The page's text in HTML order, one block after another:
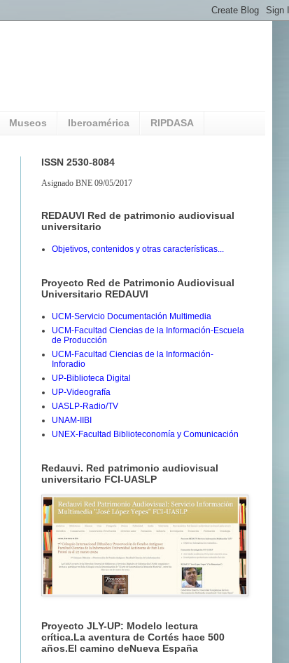
Museos Iberoamérica RIPDASA
ISSN 2530-8084
Asignado BNE 09/05/2017
REDAUVI Red de patrimonio audiovisual
universitario
Objetivos, contenidos y otras características...
Proyecto Red de Patrimonio Audiovisual
Universitario REDAUVI
UCM-Servicio Documentación Multimedia
UCM-Facultad Ciencias de la Información-Escuela
de Producción
UCM-Facultad Ciencias de la Información-
Inforadio
UP-Biblioteca Digital
UP-Videografía
UASLP-Radio/TV
UNAM-IIBI
UNEX-Facultad Biblioteconomía y Comunicación
Redauvi. Red patrimonio audiovisual
universitario FCI-UASLP
Proyecto JLY-UP: Modelo lectura
crítica.La aventura de Cortés hace 500
años.El camino deNueva España